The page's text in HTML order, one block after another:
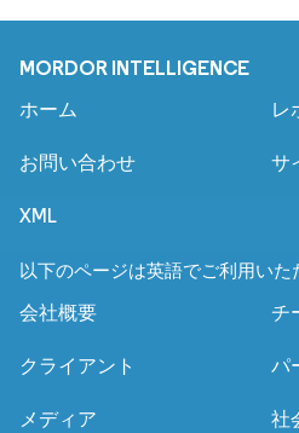
MORDOR INTELLIGENCE
ホーム レ
お問い合わせ サ
XML
以下のページは英語でご利用いた
会社概要 チ
クライアント パ
メディア 社